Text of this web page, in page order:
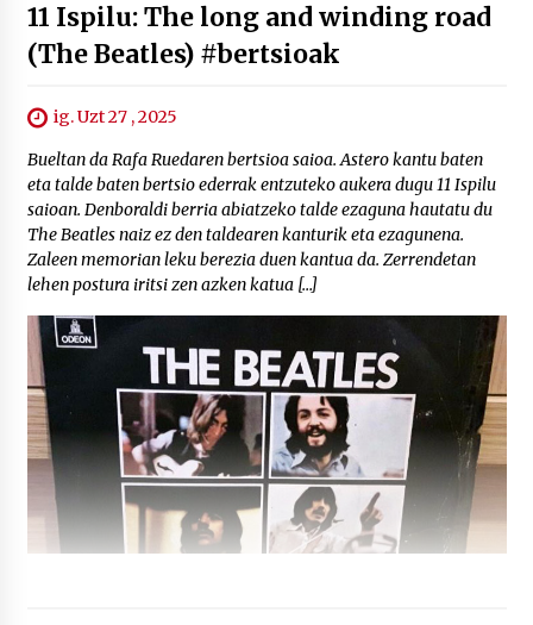
11 Ispilu: The long and winding road
(The Beatles) #bertsioak
ig. Uzt 27 , 2025
Bueltan da Rafa Ruedaren bertsioa saioa. Astero kantu baten
eta talde baten bertsio ederrak entzuteko aukera dugu 11 Ispilu
saioan. Denboraldi berria abiatzeko talde ezaguna hautatu du
The Beatles naiz ez den taldearen kanturik eta ezagunena.
Zaleen memorian leku berezia duen kantua da. Zerrendetan
lehen postura iritsi zen azken katua […]